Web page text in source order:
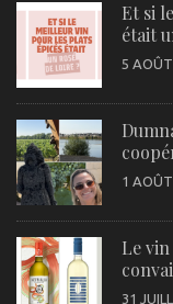
Et si
était
5
1
Le
31